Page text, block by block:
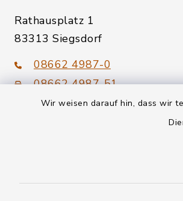
Wir weisen darauf hin, dass wir
Rathausplatz 1
83313 Siegsdorf
08662 4987-0
08662 4987-51
gemeinde@siegsdorf.bayern.de